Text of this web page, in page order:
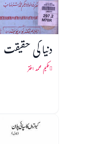
دنیا کی حقیقت
حکیم محمد اختر